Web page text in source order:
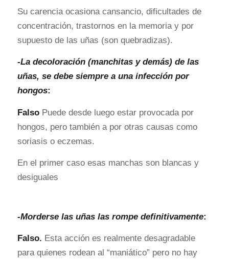
Su carencia ocasiona cansancio, dificultades de
concentración, trastornos en la memoria y por
supuesto de las uñas (son quebradizas).
-La decoloración (manchitas y demás) de las
uñas, se debe siempre a una infección por
hongos:
FalsoPuede desde luego estar provocada por
hongos, pero también a por otras causas como
soriasis o eczemas.
En el primer caso esas manchas son blancas y
desiguales
-Morderse las uñas las rompe definitivamente:
Falso. Esta acción es realmente desagradable
para quienes rodean al “maniático” pero no hay